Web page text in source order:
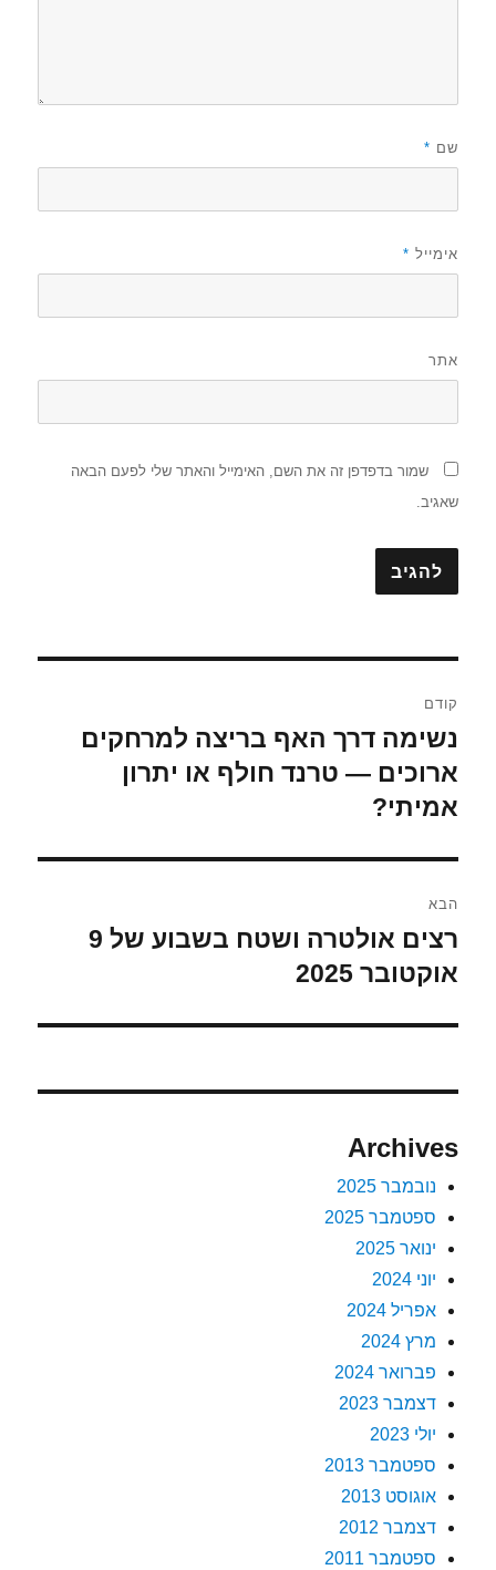
שם *
אימייל *
אתר
שמור בדפדפן זה את השם, האימייל והאתר שלי לפעם הבאה
שאגיב.
קודם
הפוסט
הקודם:
נשימה דרך האף בריצה למרחקים
ארוכים — טרנד חולף או יתרון
אמיתי?
הבא
הפוסט
הבא:
רצים אולטרה ושטח בשבוע של 9
אוקטובר 2025
Archives
נובמבר 2025
ספטמבר 2025
ינואר 2025
יוני 2024
אפריל 2024
מרץ 2024
פברואר 2024
דצמבר 2023
יולי 2023
ספטמבר 2013
אוגוסט 2013
דצמבר 2012
ספטמבר 2011